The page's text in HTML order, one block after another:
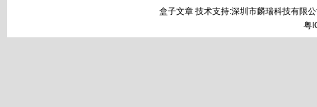
盒子文章 技术支持:深圳市麟瑞科技有限
粤